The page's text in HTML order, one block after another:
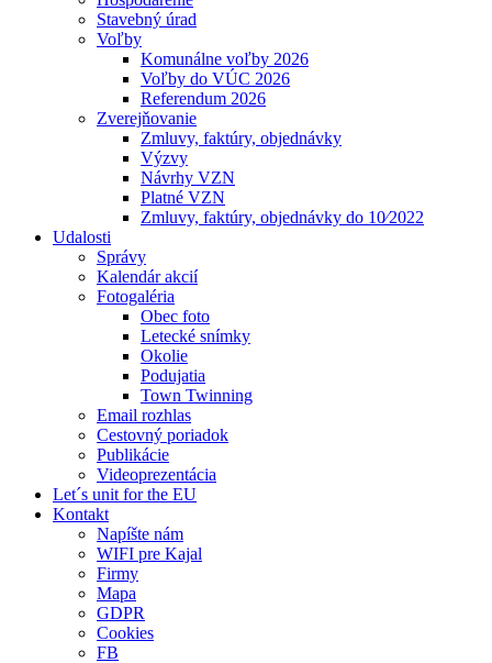
Stavebný úrad
Voľby
Komunálne voľby 2026
Voľby do VÚC 2026
Referendum 2026
Zverejňovanie
Zmluvy, faktúry, objednávky
Výzvy
Návrhy VZN
Platné VZN
Zmluvy, faktúry, objednávky do 10⁄2022
Udalosti
Správy
Kalendár akcií
Fotogaléria
Obec foto
Letecké snímky
Okolie
Podujatia
Town Twinning
Email rozhlas
Cestovný poriadok
Publikácie
Videoprezentácia
Let´s unit for the EU
Kontakt
Napíšte nám
WIFI pre Kajal
Firmy
Mapa
GDPR
Cookies
FB